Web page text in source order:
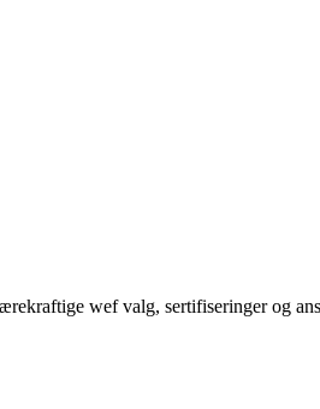
wef valg, sertifiseringer og